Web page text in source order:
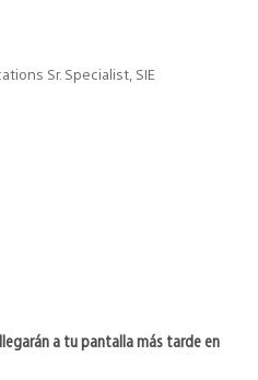
Sr. Specialist, SIE
a tu pantalla más tarde en